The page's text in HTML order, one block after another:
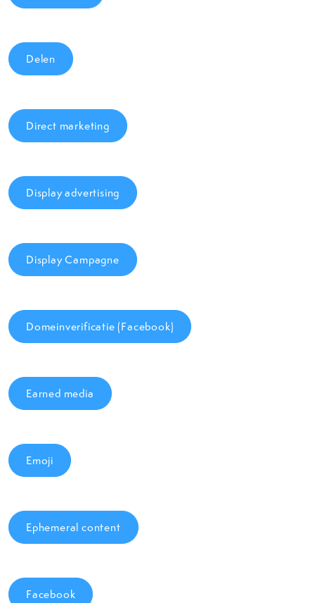
Delen
Direct marketing
Display advertising
Display Campagne
Domeinverificatie (Facebook)
Earned media
Emoji
Ephemeral content
Facebook